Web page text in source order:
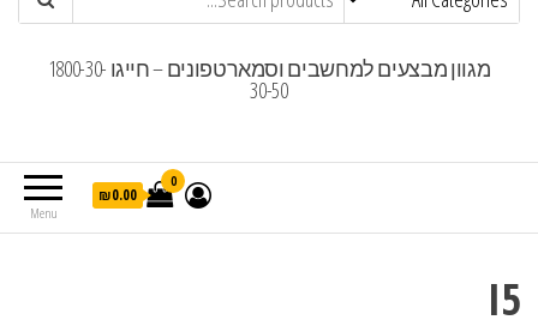
מגוון מבצעים למחשבים וסמארטפונים – חייגו 1800-30-
30-50
Menu
0
₪0.00
I5